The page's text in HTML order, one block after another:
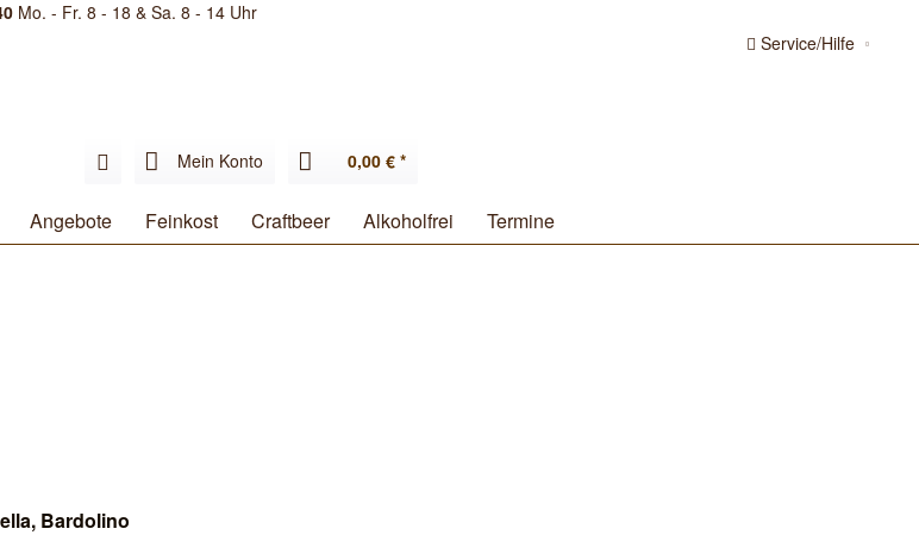
Mo. - Fr. 8 - 18 & Sa. 8 - 14 Uhr
Service/Hilfe
Mein Konto 0,00 € *
Angebote Feinkost Craftbeer Alkoholfrei Termine
Bardolino